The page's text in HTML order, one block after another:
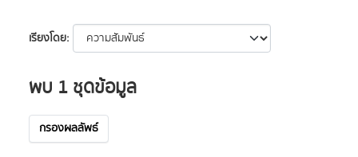
เรียงโดย
พบ 1 ชุดข้อมูล
กรองผลลัพธ์